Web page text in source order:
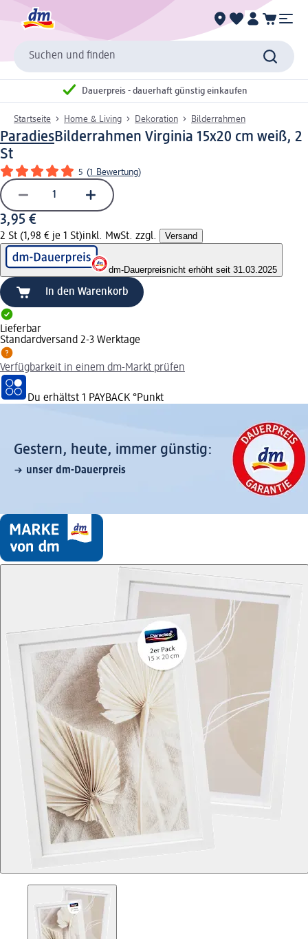
Suchen und finden
Dauerpreis - dauerhaft günstig einkaufen
Startseite Home & Living Dekoration Bilderrahmen
ParadiesBilderrahmen Virginia 15x20 cm weiß, 2
St
5 (1 Bewertung)
3,95 €
2 St (1,98 € je 1 St)inkl. MwSt. zzgl. Versand
dm-Dauerpreisnicht erhöht seit 31.03.2025
In den Warenkorb
Lieferbar
Standardversand 2-3 Werktage
Verfügbarkeit in einem dm-Markt prüfen
Du erhältst 1 PAYBACK °Punkt
Gestern, heute, immer günstig:
unser dm-Dauerpreis